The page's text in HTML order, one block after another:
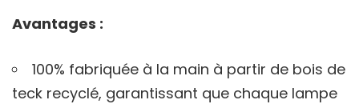
Avantages :
100% fabriquée à la main à partir de bois de
teck recyclé, garantissant que chaque lampe